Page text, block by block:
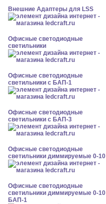
Внешние Адаптеры для LSS
Офисные светодиодные
светильники
Офисные светодиодные
светильники с БАП-1
Офисные светодиодные
светильники с БАП-3
Офисные светодиодные
светильники диммируемые 0-10
Офисные светодиодные
светильники диммируемые 0-10
БАП-1